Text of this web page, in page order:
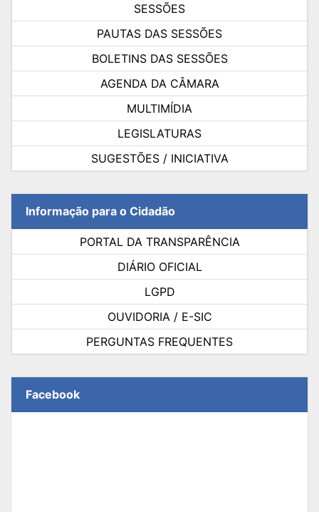
SESSÕES
PAUTAS DAS SESSÕES
BOLETINS DAS SESSÕES
AGENDA DA CÂMARA
MULTIMÍDIA
LEGISLATURAS
SUGESTÕES / INICIATIVA
Informação para o Cidadão
PORTAL DA TRANSPARÊNCIA
DIÁRIO OFICIAL
LGPD
OUVIDORIA / E-SIC
PERGUNTAS FREQUENTES
Facebook